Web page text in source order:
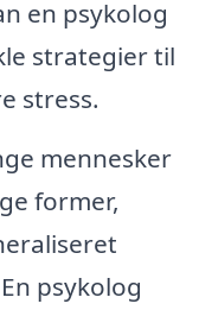
en psykolog
strategier til
stress.
mennesker
former,
psykolog